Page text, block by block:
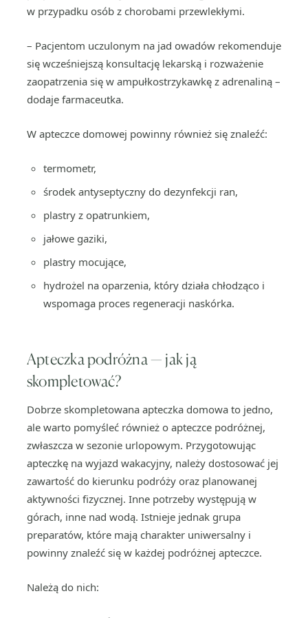
w przypadku osób z chorobami przewlekłymi.
– Pacjentom uczulonym na jad owadów rekomenduje
się wcześniejszą konsultację lekarską i rozważenie
zaopatrzenia się w ampułkostrzykawkę z adrenaliną –
dodaje farmaceutka.
W apteczce domowej powinny również się znaleźć:
termometr,
środek antyseptyczny do dezynfekcji ran,
plastry z opatrunkiem,
jałowe gaziki,
plastry mocujące,
hydrożel na oparzenia, który działa chłodząco i
wspomaga proces regeneracji naskórka.
Apteczka podróżna — jak ją
skompletować?
Dobrze skompletowana apteczka domowa to jedno,
ale warto pomyśleć również o apteczce podróżnej,
zwłaszcza w sezonie urlopowym. Przygotowując
apteczkę na wyjazd wakacyjny, należy dostosować jej
zawartość do kierunku podróży oraz planowanej
aktywności fizycznej. Inne potrzeby występują w
górach, inne nad wodą. Istnieje jednak grupa
preparatów, które mają charakter uniwersalny i
powinny znaleźć się w każdej podróżnej apteczce.
Należą do nich: